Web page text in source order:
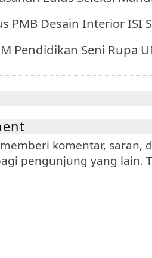
PMB Desain Interior ISI
Pendidikan Seni Rupa
komentar, saran,
pengunjung yang lain.